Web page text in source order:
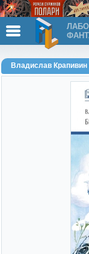
Владислав